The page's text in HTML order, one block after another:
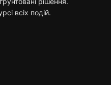
всіх подій.